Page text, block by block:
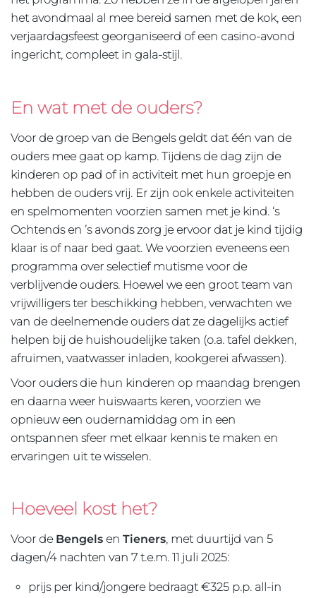
het avondmaal al mee bereid samen met de kok, een
verjaardagsfeest georganiseerd of een casino-avond
ingericht, compleet in gala-stijl.
En wat met de ouders?
Voor de groep van de Bengels geldt dat één van de
ouders mee gaat op kamp. Tijdens de dag zijn de
kinderen op pad of in activiteit met hun groepje en
hebben de ouders vrij. Er zijn ook enkele activiteiten
en spelmomenten voorzien samen met je kind. ‘s
Ochtends en ’s avonds zorg je ervoor dat je kind tijdig
klaar is of naar bed gaat. We voorzien eveneens een
programma over selectief mutisme voor de
verblijvende ouders. Hoewel we een groot team van
vrijwilligers ter beschikking hebben, verwachten we
van de deelnemende ouders dat ze dagelijks actief
helpen bij de huishoudelijke taken (o.a. tafel dekken,
afruimen, vaatwasser inladen, kookgerei afwassen).
Voor ouders die hun kinderen op maandag brengen
en daarna weer huiswaarts keren, voorzien we
opnieuw een oudernamiddag om in een
ontspannen sfeer met elkaar kennis te maken en
ervaringen uit te wisselen.
Hoeveel kost het?
Voor de Bengels en Tieners, met duurtijd van 5
dagen/4 nachten van 7 t.e.m. 11 juli 2025:
prijs per kind/jongere bedraagt €325 p.p. all-in